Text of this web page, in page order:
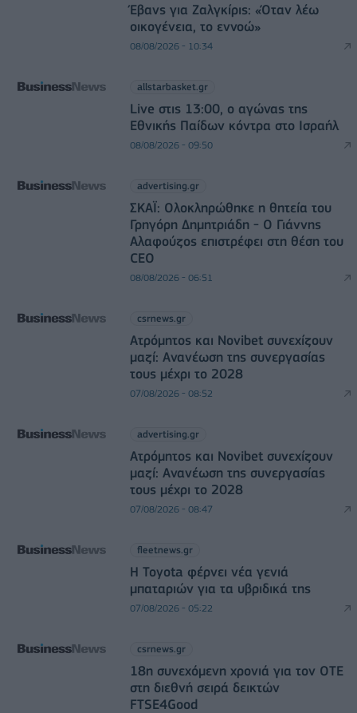
Έβανς για Ζαλγκίρις: «Όταν λέω
οικογένεια, το εννοώ»
08/08/2026 - 10:34
allstarbasket.gr
Live στις 13:00, ο αγώνας της
Εθνικής Παίδων κόντρα στο Ισραήλ
08/08/2026 - 09:50
advertising.gr
ΣΚΑΪ: Ολοκληρώθηκε η θητεία του
Γρηγόρη Δημητριάδη - Ο Γιάννης
Αλαφούζος επιστρέφει στη θέση του
CEO
08/08/2026 - 06:51
csrnews.gr
Ατρόμητος και Novibet συνεχίζουν
μαζί: Ανανέωση της συνεργασίας
τους μέχρι το 2028
07/08/2026 - 08:52
advertising.gr
Ατρόμητος και Novibet συνεχίζουν
μαζί: Ανανέωση της συνεργασίας
τους μέχρι το 2028
07/08/2026 - 08:47
fleetnews.gr
Η Toyota φέρνει νέα γενιά
μπαταριών για τα υβριδικά της
07/08/2026 - 05:22
csrnews.gr
18η συνεχόμενη χρονιά για τον ΟΤΕ
στη διεθνή σειρά δεικτών
FTSE4Good